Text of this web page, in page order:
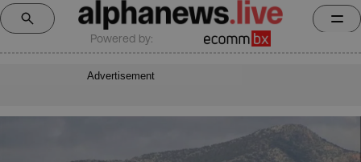
Powered by:
Advertisement